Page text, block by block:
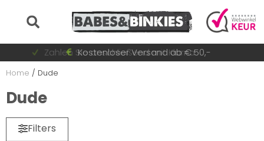
Zahlen Sie anschließend mit Klarna
Schnell wechselnde Sammlung
Kostenloser Versand ab € 50,-
Auf Lager = sofort versandt
Home / Dude
Dude
Filters